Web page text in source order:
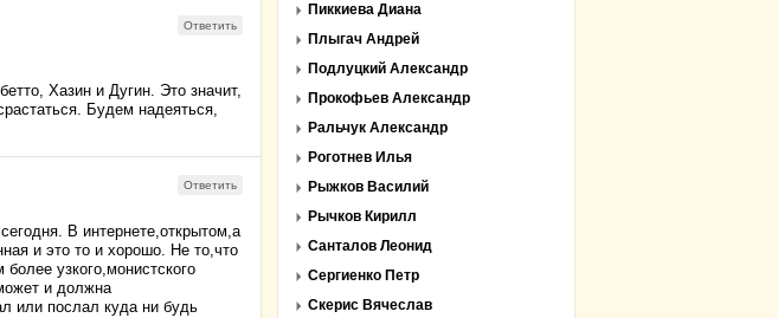
Ответить
Хазин и Дугин. Это значит,
Будем надеяться,
Ответить
В интернете,открытом,а
и это то и хорошо. Не то,что
узкого,монистского
и должна
или послал куда ни будь
Пиккиева Диана
Плыгач Андрей
Подлуцкий Александр
Прокофьев Александр
Ральчук Александр
Роготнев Илья
Рыжков Василий
Рычков Кирилл
Санталов Леонид
Сергиенко Петр
Скерис Вячеслав